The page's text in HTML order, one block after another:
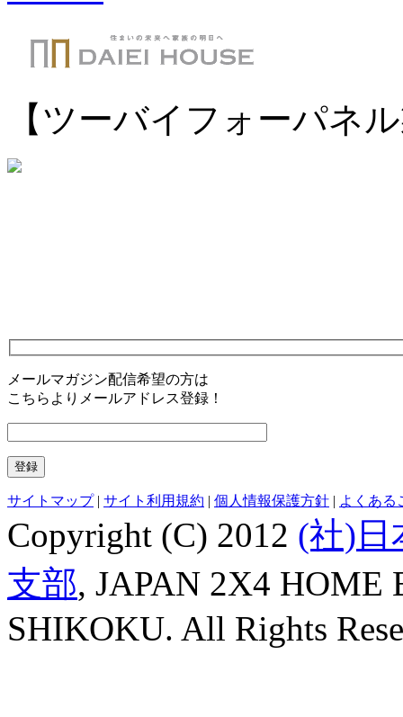
【ツーバイフォーパネ
メールマガジン配信希望の方は
こちらよりメールアドレス登録！
サイトマップ サイト利用規約 個人情報保護方針 よくある
Copyright (C) 2012 (社)
支部, JAPAN 2X4 HOME
SHIKOKU. All Rights